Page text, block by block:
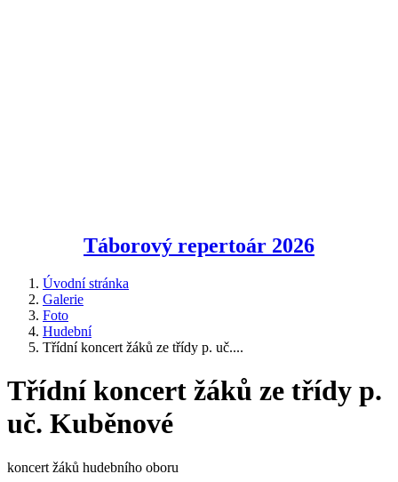
Táborový repertoár 2026
Úvodní stránka
Galerie
Foto
Hudební
Třídní koncert žáků ze třídy p. uč....
Třídní koncert žáků ze třídy p.
uč. Kuběnové
koncert žáků hudebního oboru